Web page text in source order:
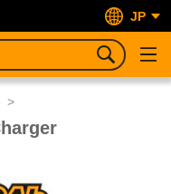
JP
>